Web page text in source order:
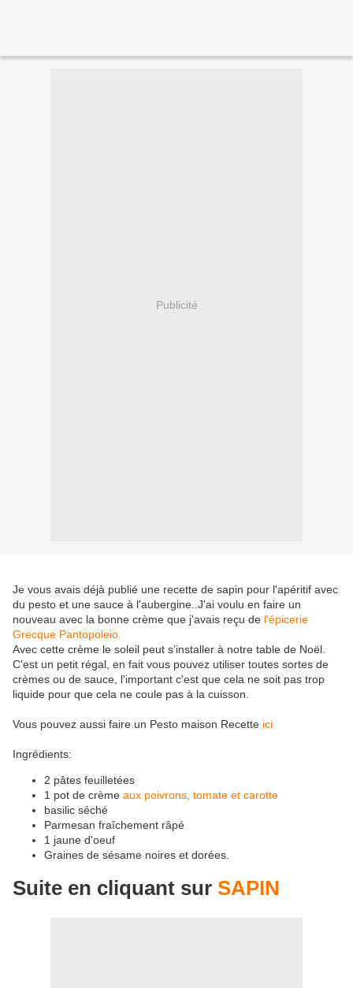
Publicité
Je vous avais déjà publié une recette de sapin pour l'apéritif avec
du pesto et une sauce à l'aubergine..J'ai voulu en faire un
nouveau avec la bonne crème que j'avais reçu de l'épicerie
Grecque Pantopoleio.
Avec cette crème le soleil peut s’installer à notre table de Noël.
C'est un petit régal, en fait vous pouvez utiliser toutes sortes de
crèmes ou de sauce, l'important c'est que cela ne soit pas trop
liquide pour que cela ne coule pas à la cuisson.
Vous pouvez aussi faire un Pesto maison Recette ici
Ingrédients:
2 pâtes feuilletées
1 pot de crème aux poivrons, tomate et carotte
basilic séché
Parmesan fraîchement râpé
1 jaune d'oeuf
Graines de sésame noires et dorées.
Suite en cliquant sur SAPIN